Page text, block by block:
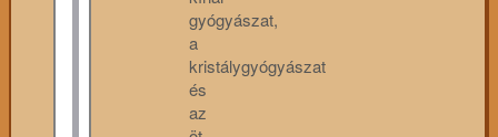
gyógyászat,
a
kristálygyógyászat
és
az